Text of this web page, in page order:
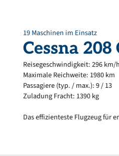
19 Maschinen im Einsatz
Cessna 208
Reisegeschwindigkeit: 296 km/h
Maximale Reichweite: 1980 km
Passagiere (typ. / max.): 9 / 13
Zuladung Fracht: 1390 kg
Das effizienteste Flugzeug für